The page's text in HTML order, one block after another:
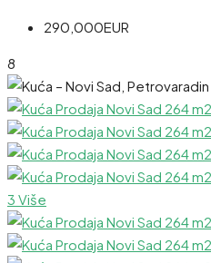
290,000EUR
8
3 Više